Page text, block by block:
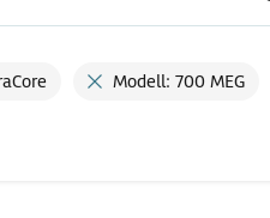
Modell: 700 MEG